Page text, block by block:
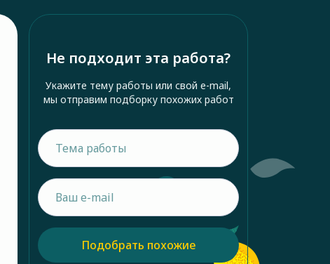
Не подходит эта работа?
Укажите тему работы или свой e-mail,
мы отправим подборку похожих работ
Подобрать похожие